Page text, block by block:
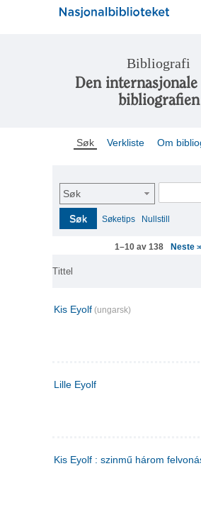
Bibliografi
Den
bibliografien
Søk Verkliste Om
Søk
Søk Søketips Nullstill
1–10 av 138 Neste
Tittel
Kis Eyolf (ungarsk)
Lille Eyolf
Kis Eyolf : szinmű három